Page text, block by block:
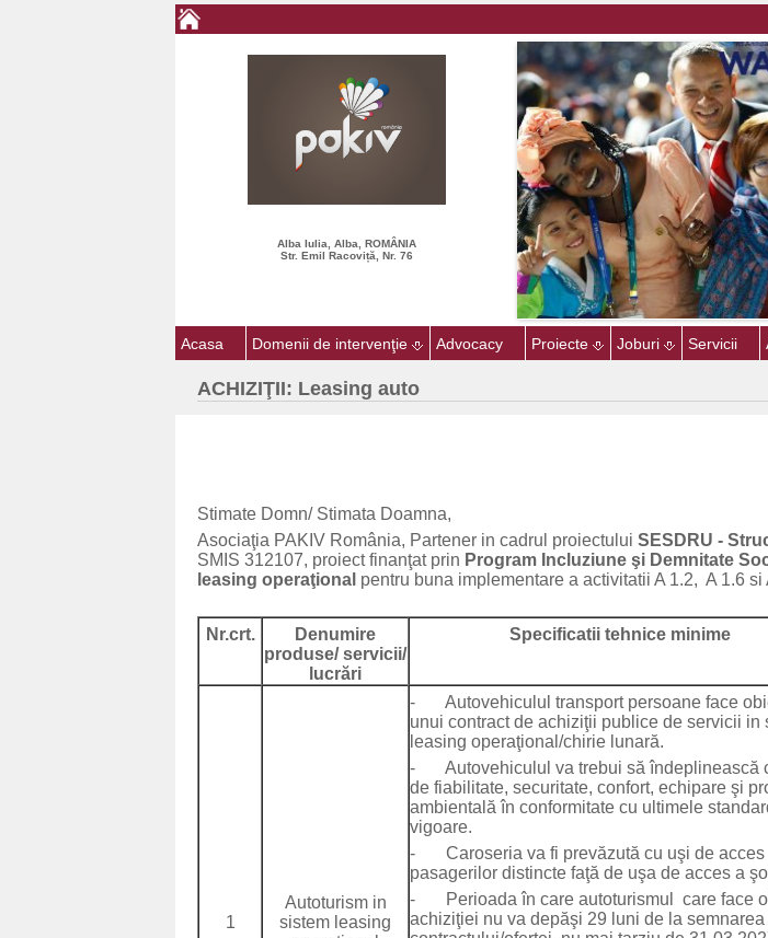
Alba Iulia, Alba, ROMÂNIA
Str. Emil Racoviță, Nr. 76
Acasa Domenii de intervenţie Advocacy Proiecte Joburi Servicii
ACHIZIŢII: Leasing auto
Stimate Domn/ Stimata Doamna,
Asociaţia PAKIV România, Partener in cadrul proiectului SESDRU -
SMIS 312107, proiect finanţat prin Program Incluziune şi Demnitate
leasing operaţional pentru buna implementare a activitatii A 1.2, A 1.6
Nr.crt.
Denumire
produse/ servicii/
lucrări
Specificatii tehnice minime
1
Autoturism in
sistem leasing
- Autovehiculul transport persoane face
unui contract de achiziţii publice de servicii in
leasing operaţional/chirie lunară.
- Autovehiculul va trebui să îndeplinească
de fiabilitate, securitate, confort, echipare şi
ambientală în conformitate cu ultimele
vigoare.
- Caroseria va fi prevăzută cu uşi de acces
pasagerilor distincte faţă de uşa de acces a
- Perioada în care autoturismul care face
achiziţiei nu va depăşi 29 luni de la semnarea